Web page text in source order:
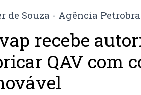
recebe
QAV com